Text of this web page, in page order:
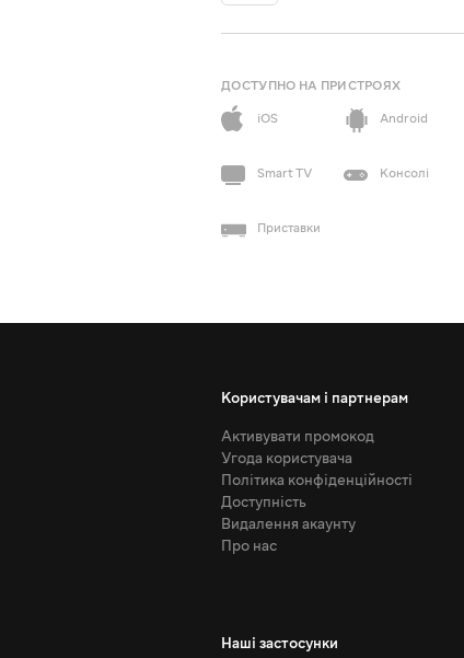
ДОСТУПНО НА ПРИСТРОЯХ
iOS
Android
Smart TV Консолі
Приставки
Користувачам і партнерам
Активувати промокод
Угода користувача
Політика конфіденційності
Доступність
Видалення акаунту
Про нас
Наші застосунки